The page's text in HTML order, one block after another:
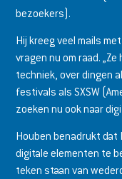
bezoekers).
Hij kreeg veel mails
vragen nu om raad.
techniek, over dingen
festivals als SXSW
zoeken nu ook naar
Houben benadrukt dat
digitale elementen te
teken staan van